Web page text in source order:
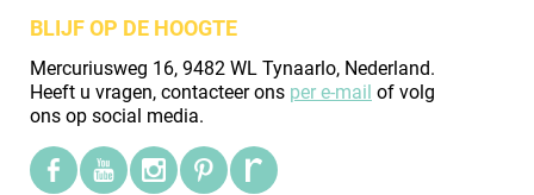
BLIJF OP DE HOOGTE
Mercuriusweg 16, 9482 WL Tynaarlo, Nederland.
Heeft u vragen, contacteer ons per e-mail of volg
ons op social media.